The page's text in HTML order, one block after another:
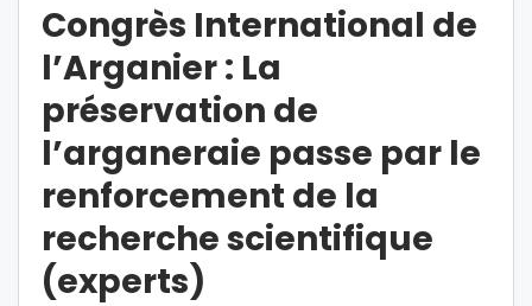
Congrès International de
l’Arganier : La
préservation de
l’arganeraie passe par le
renforcement de la
recherche scientifique
(experts)